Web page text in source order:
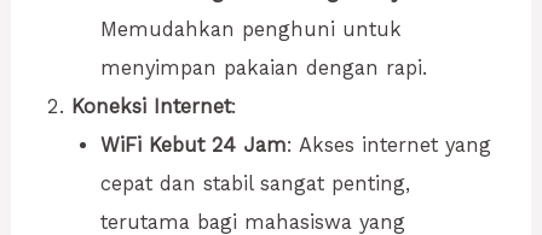
Memudahkan penghuni untuk
menyimpan pakaian dengan rapi.
Koneksi Internet:
WiFi Kebut 24 Jam: Akses internet yang
cepat dan stabil sangat penting,
terutama bagi mahasiswa yang